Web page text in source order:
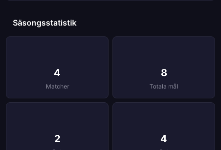
Säsongsstatistik
4
Matcher
8
Totala mål
2 4